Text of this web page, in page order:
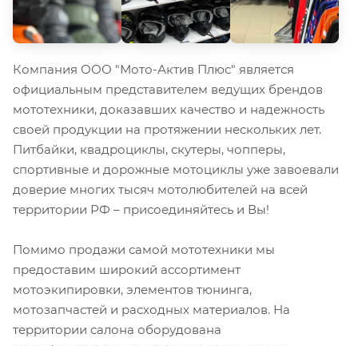
Компания ООО "Мото-Актив Плюс" является
официальным представителем ведущих брендов
мототехники, доказавших качество и надежность
своей продукции на протяжении нескольких лет.
Питбайки, квадроциклы, скутеры, чопперы,
спортивные и дорожные мотоциклы уже завоевали
доверие многих тысяч мотолюбителей на всей
территории РФ – присоединяйтесь и Вы!
Помимо продажи самой мототехники мы
предоставим широкий ассортимент
мотоэкипировки, элементов тюнинга,
мотозапчастей и расходных материалов. На
территории салона оборудована